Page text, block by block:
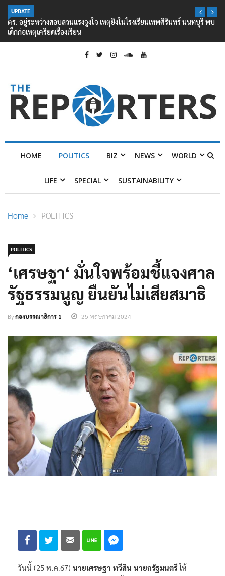
UPDATE
ตร. อยู่ระหว่างสอบสวนแรงจูงใจ เหตุยิงในโรงเรียนเทพศิรินทร์ นนทบุรี พบ
เด็กก่อเหตุเครียดเรื่องเรียน
HOME POLITICS BIZ NEWS WORLD
LIFE SPECIAL SUSTAINABILITY
Home POLITICS
POLITICS
‘เศรษฐา‘ มั่นใจพร้อมชี้แจงศาล
รัฐธรรมนูญ ยืนยันไม่เสียสมาธิ
Byกองบรรณาธิการ 1 25 พฤษภาคม 2024
วันนี้ (25 พ.ค.67) นายเศรษฐา ทวีสิน นายกรัฐมนตรีให้